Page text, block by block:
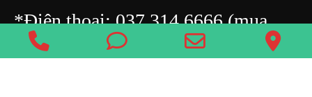
*Điện thoại:037.314.6666(mua
sỉ) –
094.644.8182
-( mua lẻ)
Phone
Phone